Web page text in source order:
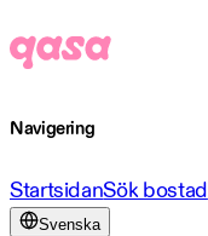
Navigering
StartsidanSök bostad
Svenska